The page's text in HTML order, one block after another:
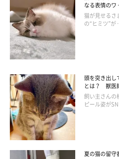
なる表情の
猫が見せるさ
の“ヒミツ”が
頭を突き出し
とは？ 獣医
飼い主さんの
ピール姿が
夏の猫の留守